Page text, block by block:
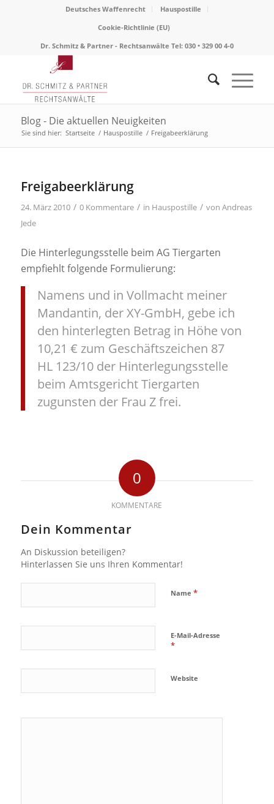
Deutsches Waffenrecht
Hauspostille
Cookie-Richtlinie (EU)
Dr. Schmitz & Partner - Rechtsanwälte Tel: 030 • 329 00 4-0
Blog - Die aktuellen Neuigkeiten
Sie sind hier: Startseite / Hauspostille / Freigabeerklärung
Freigabeerklärung
24. März 2010 / 0 Kommentare / in Hauspostille / von Andreas
Jede
Die Hinterlegungsstelle beim AG Tiergarten
empfiehlt folgende Formulierung:
Namens und in Vollmacht meiner
Mandantin, der XY-GmbH, gebe ich
den hinterlegten Betrag in Höhe von
10,21 € zum Geschäftszeichen 87
HL 123/10 der Hinterlegungsstelle
beim Amtsgericht Tiergarten
zugunsten der Frau Z frei.
0
KOMMENTARE
Dein Kommentar
An Diskussion beteiligen?
Hinterlassen Sie uns Ihren Kommentar!
Name *
E-Mail-Adresse
*
Website